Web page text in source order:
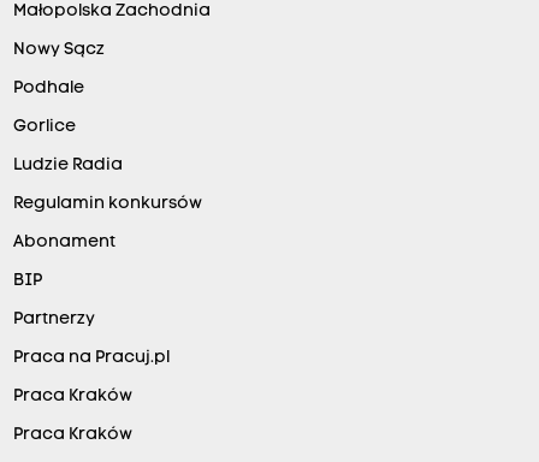
Małopolska Zachodnia
Nowy Sącz
Podhale
Gorlice
Ludzie Radia
Regulamin konkursów
Abonament
BIP
Partnerzy
Praca na Pracuj.pl
Praca Kraków
Praca Kraków